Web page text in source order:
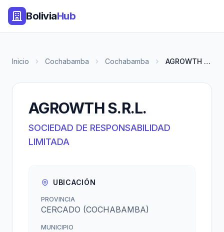
BoliviaHub
Inicio Cochabamba Cochabamba AGROWTH S.R.L.
AGROWTH S.R.L.
SOCIEDAD DE RESPONSABILIDAD
LIMITADA
UBICACIÓN
PROVINCIA
CERCADO (COCHABAMBA)
MUNICIPIO